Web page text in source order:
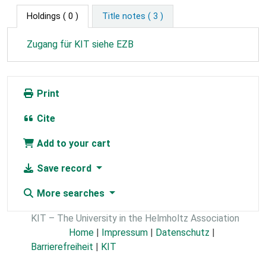
Holdings ( 0 ) Title notes ( 3 )
Zugang für KIT siehe EZB
Print
Cite
Add to your cart
Save record
More searches
KIT – The University in the Helmholtz Association
Home | Impressum | Datenschutz |
Barrierefreiheit | KIT